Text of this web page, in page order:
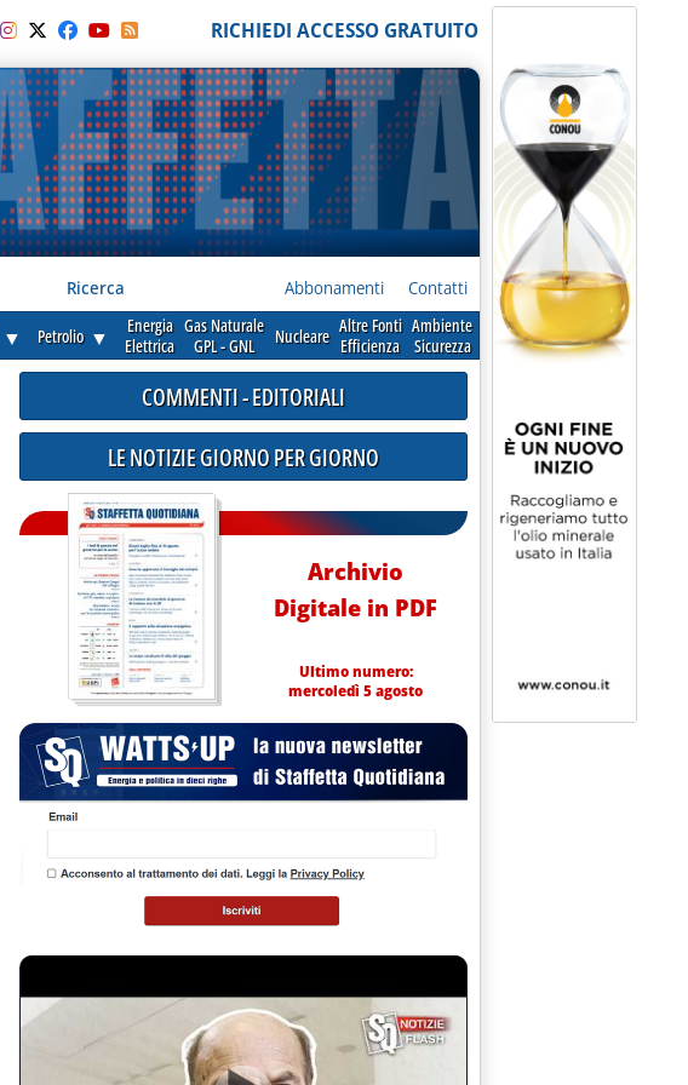
RICHIEDI ACCESSO GRATUITO
Ricerca Abbonamenti Contatti
▼ Petrolio ▼
Energia
Elettrica
Gas Naturale
GPL - GNL
Nucleare Altre Fonti
Efficienza
Ambiente
Sicurezza
COMMENTI - EDITORIALI
LE NOTIZIE GIORNO PER GIORNO
Archivio
Digitale in PDF
Ultimo numero:
mercoledì 5 agosto